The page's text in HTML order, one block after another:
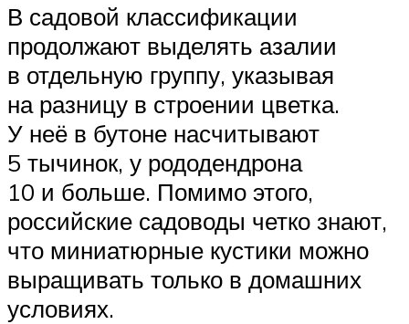
В садовой классификации
продолжают выделять азалии
в отдельную группу, указывая
на разницу в строении цветка.
У неё в бутоне насчитывают
5 тычинок, у рододендрона
10 и больше. Помимо этого,
российские садоводы четко знают,
что миниатюрные кустики можно
выращивать только в домашних
условиях.